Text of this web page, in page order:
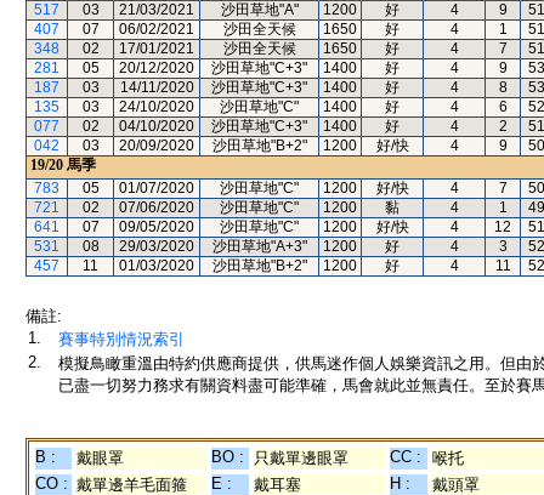
517
03 21/03/2021 沙田草地"A" 1200 好 4 9
51
407
07 06/02/2021 沙田全天候 1650 好 4 1
51
348
02 17/01/2021 沙田全天候 1650 好 4 7
51
281
05 20/12/2020 沙田草地"C+3" 1400 好 4 9
53
187
03 14/11/2020 沙田草地"C+3" 1400 好 4 8
53
135
03 24/10/2020 沙田草地"C" 1400 好 4 6
52
077
02 04/10/2020 沙田草地"C+3" 1400 好 4 2
51
042
03 20/09/2020 沙田草地"B+2" 1200 好/快 4 9
50
19/20 馬季
783
05 01/07/2020 沙田草地"C" 1200 好/快 4 7
50
721
02 07/06/2020 沙田草地"C" 1200 黏 4 1
49
641
07 09/05/2020 沙田草地"C" 1200 好/快 4 12
51
531
08 29/03/2020 沙田草地"A+3" 1200 好 4 3
52
457
11 01/03/2020 沙田草地"B+2" 1200 好 4 11 52
備註:
1.
賽事特別情況索引
2.
模擬鳥瞰重溫由特約供應商提供，供馬迷作個人娛樂資訊之用。但
已盡一切努力務求有關資料盡可能準確，馬會就此並無責任。至於賽
B : 戴眼罩 BO : 只戴單邊眼罩 CC :
喉托
CO : 戴單邊羊毛面箍 E : 戴耳塞 H :
戴頭罩